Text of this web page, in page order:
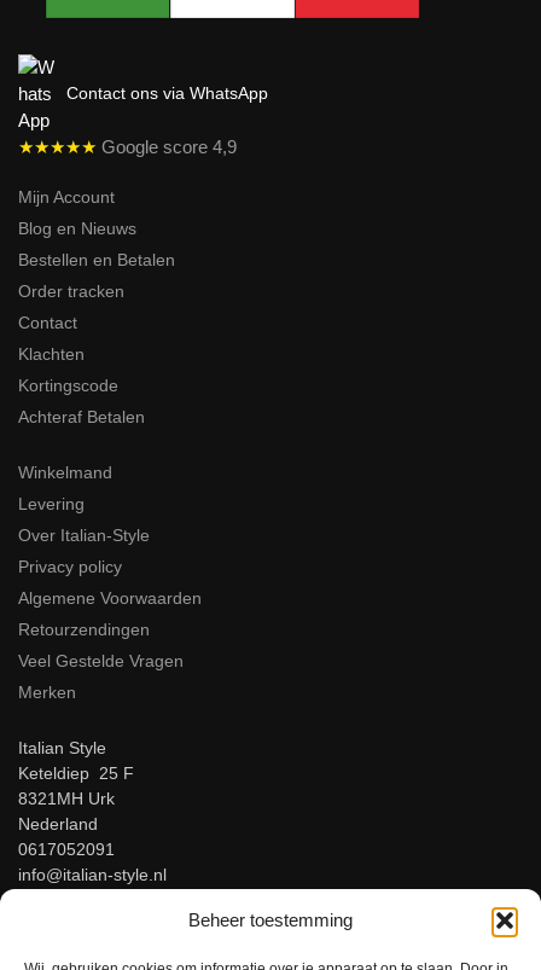
Beheer toestemming
Contact ons via WhatsApp
★★★★★ Google score 4,9
Mijn Account
Blog en Nieuws
Bestellen en Betalen
Order tracken
Contact
Klachten
Kortingscode
Achteraf Betalen
Winkelmand
Levering
Over Italian-Style
Privacy policy
Algemene Voorwaarden
Retourzendingen
Veel Gestelde Vragen
Merken
Italian Style
Keteldiep 25 F
8321MH Urk
Nederland
0617052091
info@italian-style.nl
BTW: NL866816483B01